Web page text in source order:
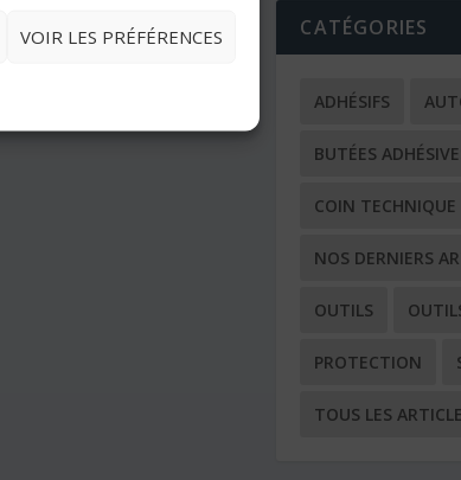
VOIR LES PRÉFÉRENCES CATÉGORIES
ADHÉSIFS
BUTÉES
COIN TECHNIQUE
NOS DERNIERS
OUTILS
PROTECTION
TOUS LES